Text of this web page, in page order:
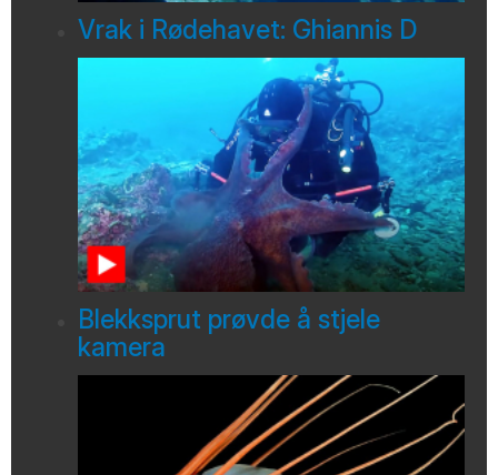
Vrak i Rødehavet: Ghiannis D
Blekksprut prøvde å stjele
kamera